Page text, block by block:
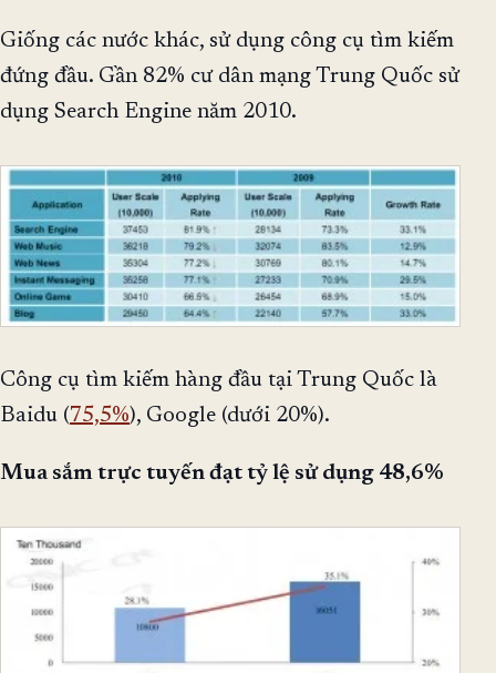
Giống các nước khác, sử dụng công cụ tìm kiếm
đứng đầu. Gần 82% cư dân mạng Trung Quốc sử
dụng Search Engine năm 2010.
Công cụ tìm kiếm hàng đầu tại Trung Quốc là
Baidu (75,5%), Google (dưới 20%).
Mua sắm trực tuyến đạt tỷ lệ sử dụng 48,6%